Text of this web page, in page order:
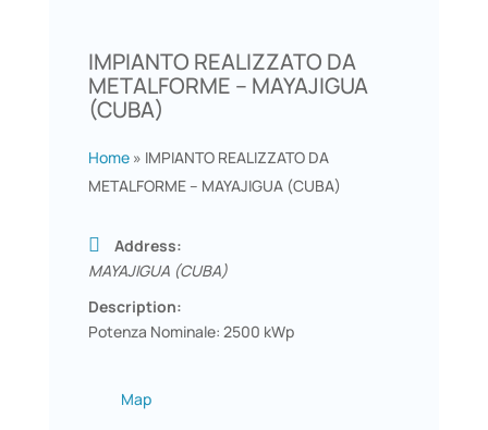
IMPIANTO REALIZZATO DA
METALFORME – MAYAJIGUA
(CUBA)
Home» IMPIANTO REALIZZATO DA
METALFORME – MAYAJIGUA (CUBA)
Address:
MAYAJIGUA (CUBA)
Description:
Potenza Nominale: 2500 kWp
Map